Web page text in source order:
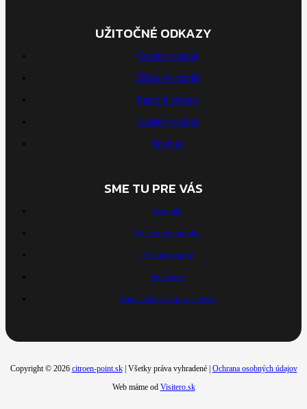
UŽITOČNÉ ODKAZY
Osobné vozidlá
Úžitkové vozidlá
Ihneď k odberu
Jazdené vozidlá
Novinky
SME TU PRE VÁS
Kontakt
Pracovné ponuky
Financovanie
Poistenie
Zanechajte nám recenziu
Copyright © 2026 citroen-point.sk| Všetky práva vyhradené | Ochrana osobných údajov
Web máme od Visitero.sk